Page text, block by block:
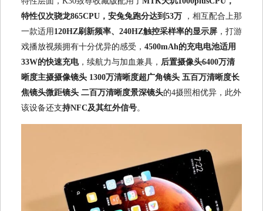
特性仅次骁龙865CPU，安兔兔跑分达到53万
，相互配合上那
一款适用 120HZ刷新频率、240HZ触控采样率的显示屏 ，打游
戏播放视频拥有十分优异的感受， 4500mAh的充电电池适用
33W的快速充电，续航力与加血兼具， 后置摄像头6400万清
晰度主摄摄像镜头 1300万清晰度超广角镜头 五百万清晰度长
焦镜头微距镜头 二百万清晰度景深镜头的4摄照相优异，此外
该设备还支持NFC及其红外信号。